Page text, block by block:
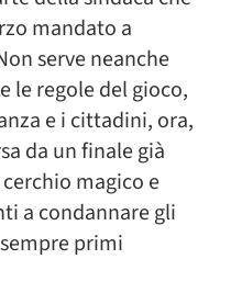
mandato a
serve neanche
le regole del gioco,
e i cittadini, ora,
da un finale già
magico e
a condannare gli
primi